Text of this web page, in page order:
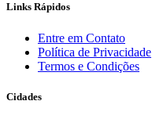
Links Rápidos
Entre em Contato
Política de Privacidade
Termos e Condições
Cidades